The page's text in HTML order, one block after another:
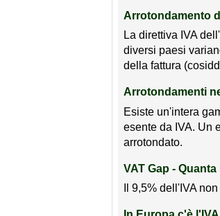
Arrotondamento
La direttiva IVA
diversi paesi
della fattura
Arrotondamenti
Esiste un'intera
esente da IVA. Un
arrotondato.
VAT Gap -
Il 9,5% dell'IVA